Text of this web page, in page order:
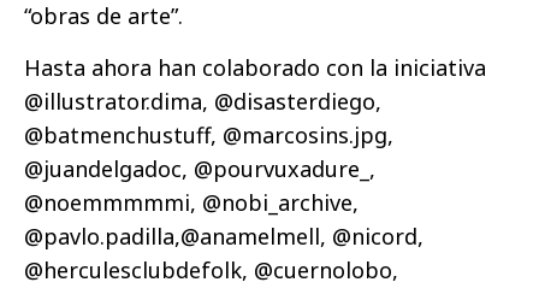
“obras de arte”.
Hasta ahora han colaborado con la iniciativa
@illustrator.dima, @disasterdiego,
@batmenchustuff, @marcosins.jpg,
@juandelgadoc, @pourvuxadure_,
@noemmmmmi, @nobi_archive,
@pavlo.padilla,@anamelmell, @nicord,
@herculesclubdefolk, @cuernolobo,